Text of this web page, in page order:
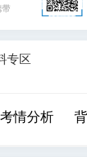
带
专区
考情分析